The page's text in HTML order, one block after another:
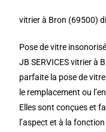
vitrier à Bron (69500)
Pose de vitre
JB SERVICES vitrier à
parfaite la pose de
le remplacement ou
Elles sont conçues et
l’aspect et à la